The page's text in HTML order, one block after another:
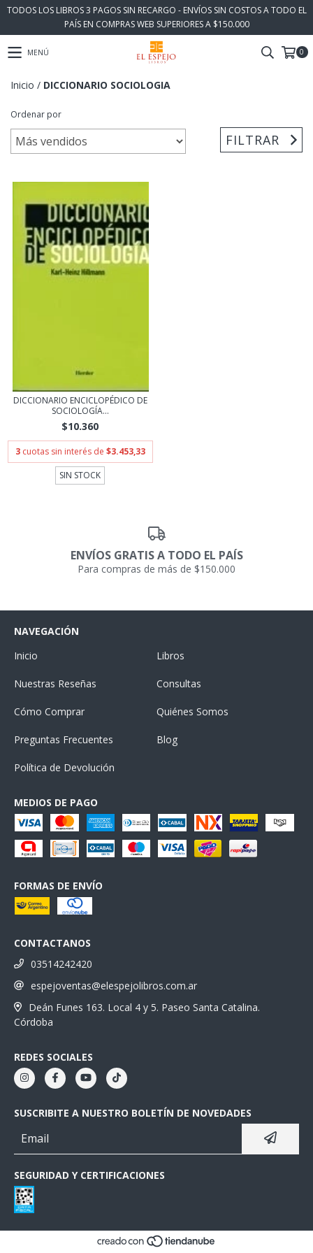
TODOS LOS LIBROS 3 PAGOS SIN RECARGO - ENVÍOS SIN COSTOS A TODO EL
PAÍS EN COMPRAS WEB SUPERIORES A $150.000
MENÚ 0
Inicio / DICCIONARIO SOCIOLOGIA
Ordenar por
FILTRAR
DICCIONARIO ENCICLOPÉDICO DE
SOCIOLOGÍA...
$10.360
3 cuotas sin interés de $3.453,33
SIN STOCK
ENVÍOS GRATIS A TODO EL PAÍS
Para compras de más de $150.000
NAVEGACIÓN
Inicio
Libros
Nuestras Reseñas Consultas
Cómo Comprar Quiénes Somos
Preguntas Frecuentes Blog
Política de Devolución
MEDIOS DE PAGO
FORMAS DE ENVÍO
CONTACTANOS
03514242420
espejoventas@elespejolibros.com.ar
Deán Funes 163. Local 4 y 5. Paseo Santa Catalina.
Córdoba
REDES SOCIALES
SUSCRIBITE A NUESTRO BOLETÍN DE NOVEDADES
SEGURIDAD Y CERTIFICACIONES